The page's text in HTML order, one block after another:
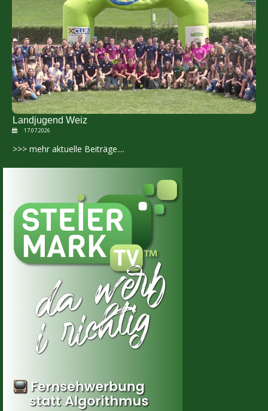
Landjugend Weiz
17.07.2026
>>> mehr aktuelle Beiträge....